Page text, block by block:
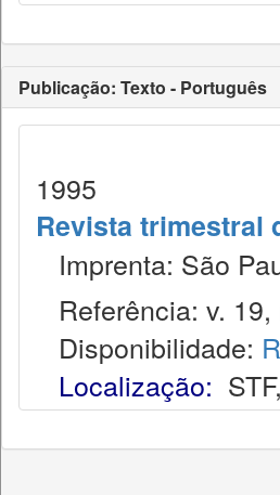
Publicação: Texto - Português
1995
Revista trimestral
Imprenta: São
Referência: v.
Disponibilidade:
Localização: STF,